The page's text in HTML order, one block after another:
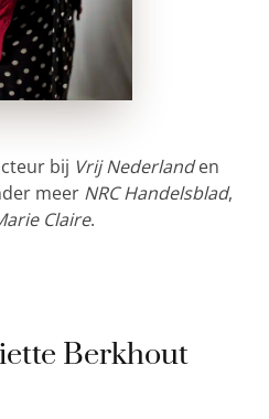
bij Vrij Nederlanden
meer NRC Handelsblad,
Claire.
Berkhout